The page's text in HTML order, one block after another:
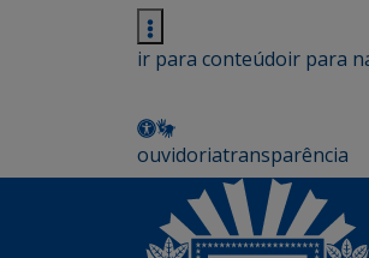
ir para conteúdoir para
ouvidoriatransparência